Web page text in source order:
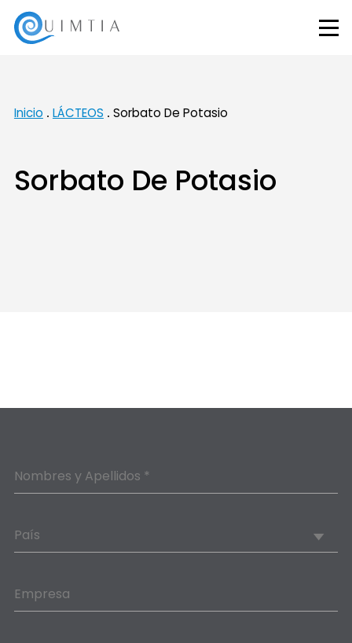
Inicio LÁCTEOS Sorbato De Potasio
Sorbato De Potasio
Nombres y Apellidos *
País
Empresa